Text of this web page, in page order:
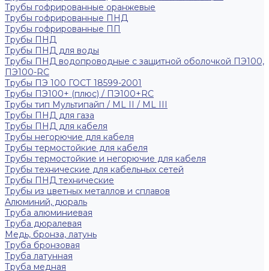
Трубы гофрированные оранжевые
Трубы гофрированные ПНД
Трубы гофрированные ПП
Трубы ПНД
Трубы ПНД для воды
Трубы ПНД водопроводные с защитной оболочкой ПЭ100,
ПЭ100-RC
Трубы ПЭ 100 ГОСТ 18599-2001
Трубы ПЭ100+ (плюс) / ПЭ100+RC
Трубы тип Мультипайп / ML II / ML III
Трубы ПНД для газа
Трубы ПНД для кабеля
Трубы негорючие для кабеля
Трубы термостойкие для кабеля
Трубы термостойкие и негорючие для кабеля
Трубы технические для кабельных сетей
Трубы ПНД технические
Трубы из цветных металлов и сплавов
Алюминий, дюраль
Труба алюминиевая
Труба дюралевая
Медь, бронза, латунь
Труба бронзовая
Труба латунная
Труба медная